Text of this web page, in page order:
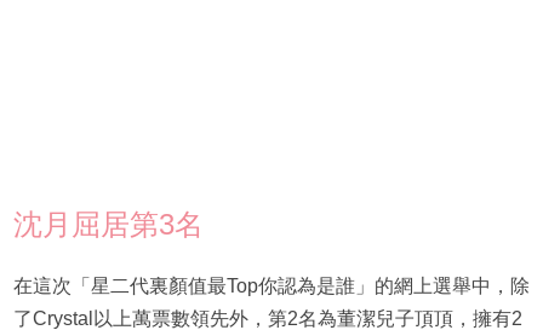
沈月屈居第3名
在這次「星二代裏顏值最Top你認為是誰」的網上選舉中，除
了Crystal以上萬票數領先外，第2名為董潔兒子頂頂，擁有2